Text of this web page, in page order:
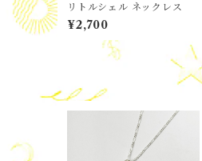
リトルシェル ネックレス
¥2,700